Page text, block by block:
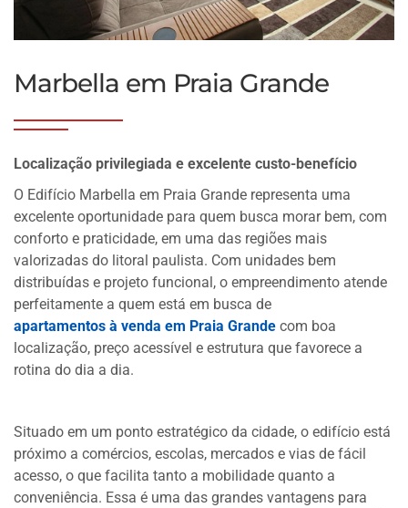
Marbella em Praia Grande
Localização privilegiada e excelente custo-benefício
O Edifício Marbella em Praia Grande representa uma
excelente oportunidade para quem busca morar bem, com
conforto e praticidade, em uma das regiões mais
valorizadas do litoral paulista. Com unidades bem
distribuídas e projeto funcional, o empreendimento atende
perfeitamente a quem está em busca de
apartamentos à venda em Praia Grande com boa
localização, preço acessível e estrutura que favorece a
rotina do dia a dia.
Situado em um ponto estratégico da cidade, o edifício está
próximo a comércios, escolas, mercados e vias de fácil
acesso, o que facilita tanto a mobilidade quanto a
conveniência. Essa é uma das grandes vantagens para